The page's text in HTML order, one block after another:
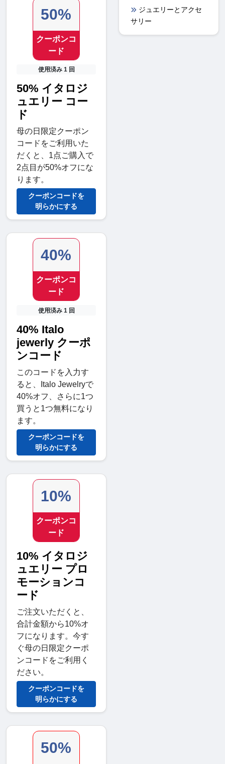
50%
クーポンコ
ード
使用済み 1 回
50% イタロジ
ュエリー コー
ド
母の日限定クーポン
コードをご利用いた
だくと、1点ご購入で
2点目が50%オフにな
ります。
クーポンコードを
明らかにする
40%
クーポンコ
ード
使用済み 1 回
40% Italo
jewerly クーポ
ンコード
このコードを入力す
ると、Italo Jewelryで
40%オフ、さらに1つ
買うと1つ無料になり
ます。
クーポンコードを
明らかにする
10%
クーポンコ
ード
10% イタロジ
ュエリー プロ
モーションコ
ード
ご注文いただくと、
合計金額から10%オ
フになります。今す
ぐ母の日限定クーポ
ンコードをご利用く
ださい。
クーポンコードを
明らかにする
50%
ジュエリーとアクセ
サリー